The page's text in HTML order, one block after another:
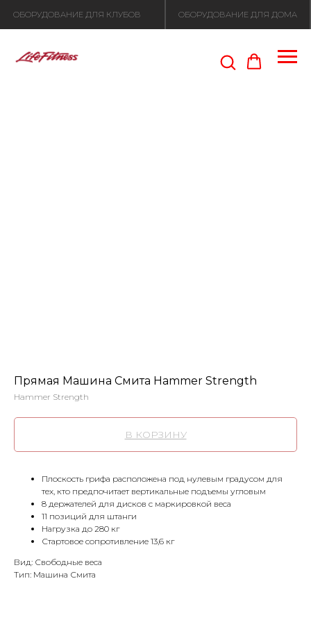
Прямая Машина Смита Hammer Strength
Hammer Strength
В КОРЗИНУ
Плоскость грифа расположена под нулевым градусом для
тех, кто предпочитает вертикальные подъемы угловым
8 держателей для дисков с маркировкой веса
11 позиций для штанги
Нагрузка до 280 кг
Стартовое сопротивление 13,6 кг
Вид: Свободные веса
Тип: Машина Смита